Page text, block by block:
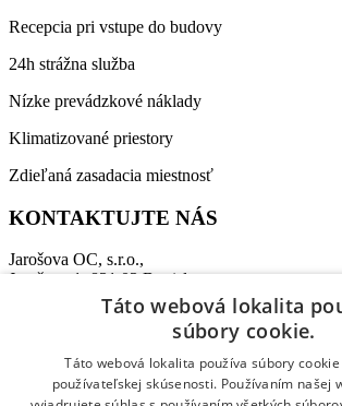
Recepcia pri vstupe do budovy
24h strážna služba
Nízke prevádzkové náklady
Klimatizované priestory
Zdieľaná zasadacia miestnosť
KONTAKTUJTE NÁS
Jarošova OC, s.r.o.,
Jarošova 1, 831 03 Bratislava
+421 911 864 009
office@jarosovaoc.com
Táto webová lokalita
súbory cookie.
Táto webová lokalita používa súbory
používateľskej skúsenosti. Používaním našej